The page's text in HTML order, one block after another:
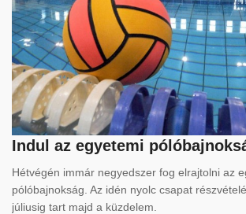
Indul az egyetemi
Hétvégén immár negyedszer fog elrajtolni az
pólóbajnokság. Az idén nyolc csapat
júliusig tart majd a küzdelem.